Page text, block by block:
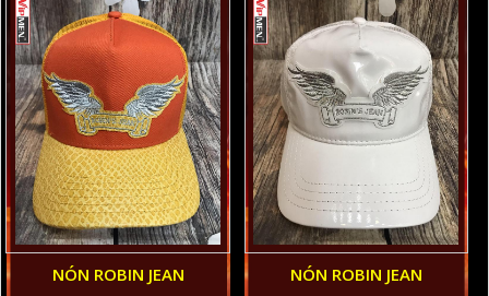
NÓN ROBIN JEAN NÓN ROBIN JEAN